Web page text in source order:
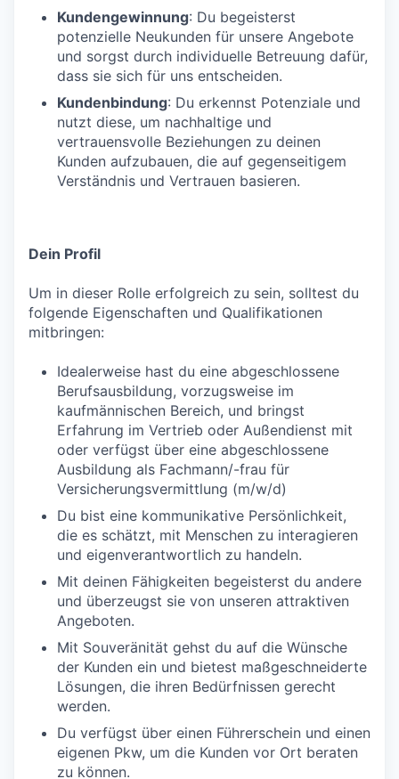
Kundengewinnung: Du begeisterst
potenzielle Neukunden für unsere Angebote
und sorgst durch individuelle Betreuung dafür,
dass sie sich für uns entscheiden.
Kundenbindung: Du erkennst Potenziale und
nutzt diese, um nachhaltige und
vertrauensvolle Beziehungen zu deinen
Kunden aufzubauen, die auf gegenseitigem
Verständnis und Vertrauen basieren.
Dein Profil
Um in dieser Rolle erfolgreich zu sein, solltest du
folgende Eigenschaften und Qualifikationen
mitbringen:
Idealerweise hast du eine abgeschlossene
Berufsausbildung, vorzugsweise im
kaufmännischen Bereich, und bringst
Erfahrung im Vertrieb oder Außendienst mit
oder verfügst über eine abgeschlossene
Ausbildung als Fachmann/-frau für
Versicherungsvermittlung (m/w/d)
Du bist eine kommunikative Persönlichkeit,
die es schätzt, mit Menschen zu interagieren
und eigenverantwortlich zu handeln.
Mit deinen Fähigkeiten begeisterst du andere
und überzeugst sie von unseren attraktiven
Angeboten.
Mit Souveränität gehst du auf die Wünsche
der Kunden ein und bietest maßgeschneiderte
Lösungen, die ihren Bedürfnissen gerecht
werden.
Du verfügst über einen Führerschein und einen
eigenen Pkw, um die Kunden vor Ort beraten
zu können.